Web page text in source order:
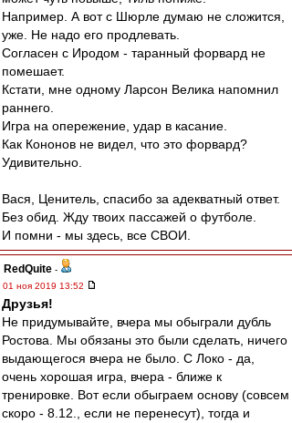
Например. А вот с Шюрле думаю не сложится,
уже. Не надо его продлевать.
Согласен с Иродом - таранный форвард не
помешает.
Кстати, мне одному Ларсон Велика напомнил
раннего.
Игра на опережение, удар в касание.
Как Кононов не видел, что это форвард?
Удивительно.
Вася, Ценитель, спасибо за адекватный ответ.
Без обид. Жду твоих пассажей о футболе.
И помни - мы здесь, все СВОИ.
RedQuite -
01 ноя 2019 13:52
Друзья!
Не придумывайте, вчера мы обыграли дубль
Ростова. Мы обязаны это были сделать, ничего
выдающегося вчера не было. С Локо - да,
очень хорошая игра, вчера - ближе к
тренировке. Вот если обыграем основу (совсем
скоро - 8.12., если не перенесут), тогда и